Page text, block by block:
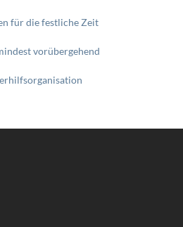
für die festliche Zeit
vorübergehend